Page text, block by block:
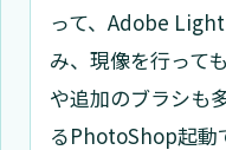
って、Adobe
み、現像を行って
や追加のブラシも
るPhotoShop起動